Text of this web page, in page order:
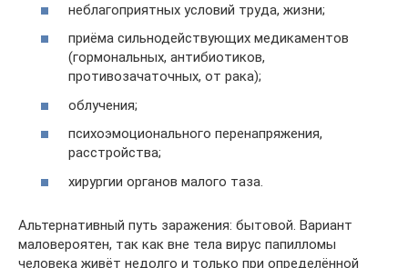
неблагоприятных условий труда, жизни;
приёма сильнодействующих медикаментов
(гормональных, антибиотиков,
противозачаточных, от рака);
облучения;
психоэмоционального перенапряжения,
расстройства;
хирургии органов малого таза.
Альтернативный путь заражения: бытовой. Вариант
маловероятен, так как вне тела вирус папилломы
человека живёт недолго и только при определённой